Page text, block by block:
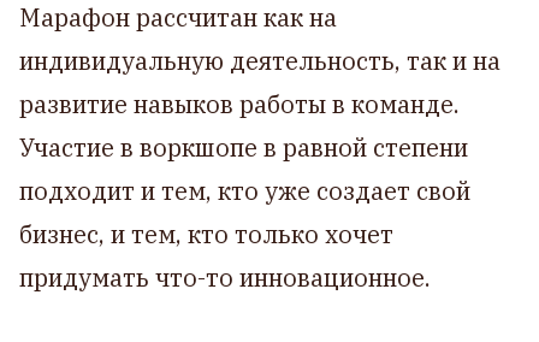
Марафон рассчитан как на
индивидуальную деятельность, так и на
развитие навыков работы в команде.
Участие в воркшопе в равной степени
подходит и тем, кто уже создает свой
бизнес, и тем, кто только хочет
придумать что-то инновационное.